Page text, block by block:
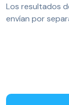
Los resultados
envían por